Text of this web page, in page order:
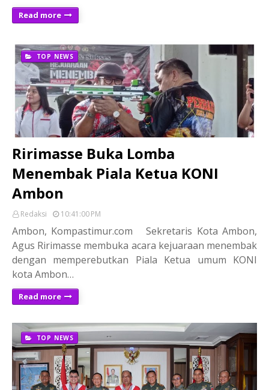
Read more
TOP NEWS
Ririmasse Buka Lomba
Menembak Piala Ketua KONI
Ambon
Redaksi 10:41:00 PM
Ambon, Kompastimur.com Sekretaris Kota Ambon,
Agus Ririmasse membuka acara kejuaraan menembak
dengan memperebutkan Piala Ketua umum KONI
kota Ambon…
Read more
TOP NEWS